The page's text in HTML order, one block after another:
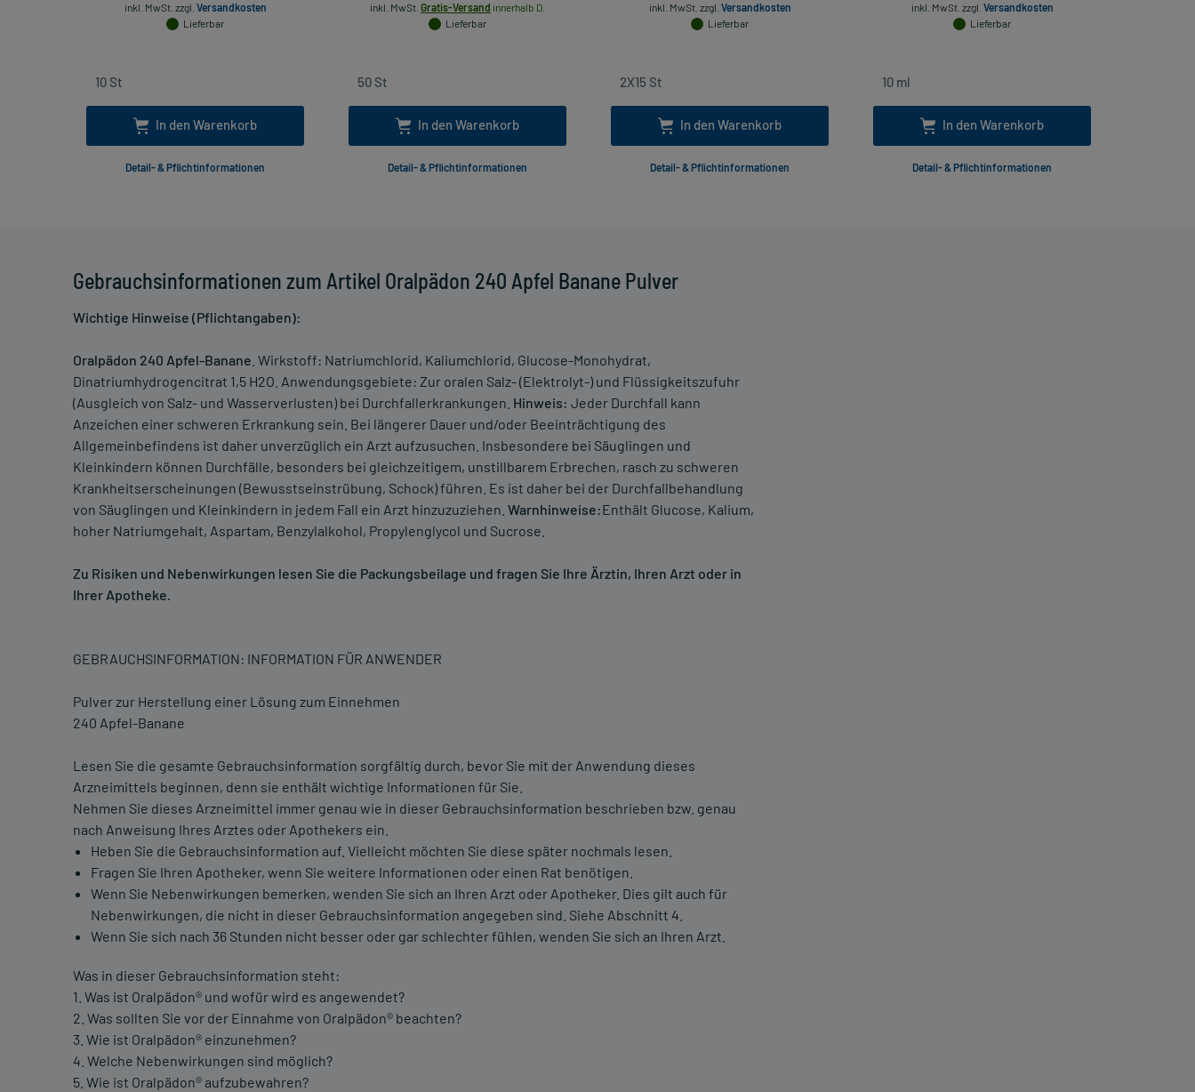
Gebrauchsinformationen zum Artikel Oralpädon 240 Apfel Banane Pulver
Wichtige Hinweise (Pflichtangaben):
Oralpädon 240 Apfel-Banane . Wirkstoff: Natriumchlorid, Kaliumchlorid, Glucose-Monohydrat,
Dinatriumhydrogencitrat 1,5 H2O. Anwendungsgebiete: Zur oralen Salz- (Elektrolyt-) und Flüssigkeitszufuhr
(Ausgleich von Salz- und Wasserverlusten) bei Durchfallerkrankungen. Hinweis: Jeder Durchfall kann
Anzeichen einer schweren Erkrankung sein. Bei längerer Dauer und/oder Beeinträchtigung des
Allgemeinbefindens ist daher unverzüglich ein Arzt aufzusuchen. Insbesondere bei Säuglingen und
Kleinkindern können Durchfälle, besonders bei gleichzeitigem, unstillbarem Erbrechen, rasch zu schweren
Krankheitserscheinungen (Bewusstseinstrübung, Schock) führen. Es ist daher bei der Durchfallbehandlung
von Säuglingen und Kleinkindern in jedem Fall ein Arzt hinzuzuziehen. Warnhinweise:Enthält Glucose, Kalium,
hoher Natriumgehalt, Aspartam, Benzylalkohol, Propylenglycol und Sucrose.
Zu Risiken und Nebenwirkungen lesen Sie die Packungsbeilage und fragen Sie Ihre Ärztin, Ihren Arzt oder in
Ihrer Apotheke.
GEBRAUCHSINFORMATION: INFORMATION FÜR ANWENDER
Pulver zur Herstellung einer Lösung zum Einnehmen
240 Apfel-Banane
Lesen Sie die gesamte Gebrauchsinformation sorgfältig durch, bevor Sie mit der Anwendung dieses
Arzneimittels beginnen, denn sie enthält wichtige Informationen für Sie.
Nehmen Sie dieses Arzneimittel immer genau wie in dieser Gebrauchsinformation beschrieben bzw. genau
nach Anweisung Ihres Arztes oder Apothekers ein.
Heben Sie die Gebrauchsinformation auf. Vielleicht möchten Sie diese später nochmals lesen.
Fragen Sie Ihren Apotheker, wenn Sie weitere Informationen oder einen Rat benötigen.
Wenn Sie Nebenwirkungen bemerken, wenden Sie sich an Ihren Arzt oder Apotheker. Dies gilt auch für
Nebenwirkungen, die nicht in dieser Gebrauchsinformation angegeben sind. Siehe Abschnitt 4.
Wenn Sie sich nach 36 Stunden nicht besser oder gar schlechter fühlen, wenden Sie sich an Ihren Arzt.
Was in dieser Gebrauchsinformation steht:
1. Was ist Oralpädon® und wofür wird es angewendet?
2. Was sollten Sie vor der Einnahme von Oralpädon® beachten?
3. Wie ist Oralpädon® einzunehmen?
4. Welche Nebenwirkungen sind möglich?
5. Wie ist Oralpädon® aufzubewahren?
inkl. MwSt. zzgl. Versandkosten
Lieferbar
In den Warenkorb
Detail- & Pflichtinformationen
inkl. MwSt. Gratis-Versand innerhalb D.
Lieferbar
In den Warenkorb
Detail- & Pflichtinformationen
inkl. MwSt. zzgl. Versandkosten
Lieferbar
In den Warenkorb
Detail- & Pflichtinformationen
inkl. MwSt. zzgl. Versandkosten
Lieferbar
In den Warenkorb
Detail- & Pflichtinformationen